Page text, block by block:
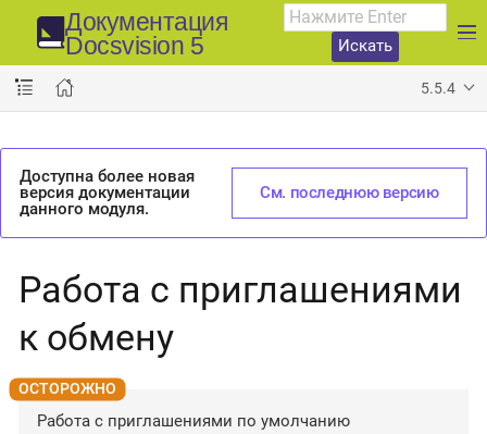
Документация
Docsvision 5
Искать
5.5.4
Доступна более новая
версия документации
данного модуля.
См. последнюю версию
Работа с приглашениями
к обмену
Работа с приглашениями по умолчанию